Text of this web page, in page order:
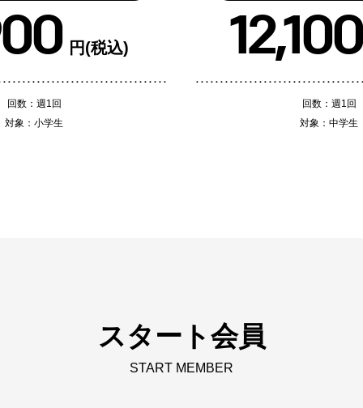
円(税込)
回数：週1回
対象：小学生
12,100
回数：週1回
対象：中学生
スタート会員
START MEMBER